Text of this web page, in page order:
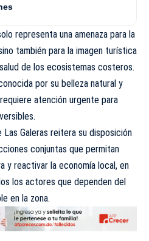
representa una amenaza para la
también para la imagen turística
de los ecosistemas costeros.
por su belleza natural y
atención urgente para
Las Galeras reitera su disposición
conjuntas que permitan
y reactivar la economía local, en
los actores que dependen del
en la zona.